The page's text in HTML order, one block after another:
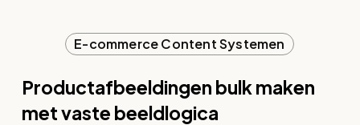
E-commerce Content Systemen
Productafbeeldingen bulk maken
met vaste beeldlogica